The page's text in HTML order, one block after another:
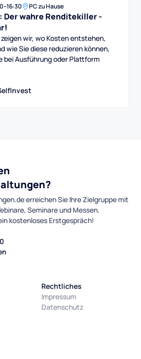
–16:30 PC zu Hause
Der wahre Renditekiller -
wir, wo Kosten entstehen,
wie Sie diese reduzieren können,
bei Ausführung oder Plattform
erreichen Sie Ihre Zielgruppe mit
Seminare und Messen.
kostenloses Erstgespräch!
Rechtliches
Impressum
Datenschutz